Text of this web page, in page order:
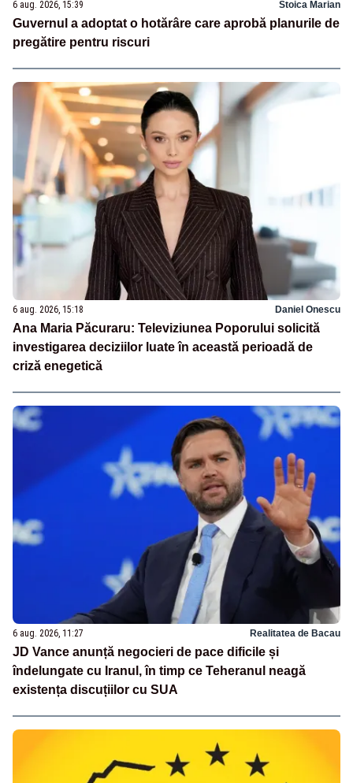
6 aug. 2026, 15:39 Stoica Marian
Guvernul a adoptat o hotărâre care aprobă planurile de
pregătire pentru riscuri
6 aug. 2026, 15:18 Daniel Onescu
Ana Maria Păcuraru: Televiziunea Poporului solicită
investigarea deciziilor luate în această perioadă de
criză enegetică
6 aug. 2026, 11:27 Realitatea de Bacau
JD Vance anunță negocieri de pace dificile și
îndelungate cu Iranul, în timp ce Teheranul neagă
existența discuțiilor cu SUA